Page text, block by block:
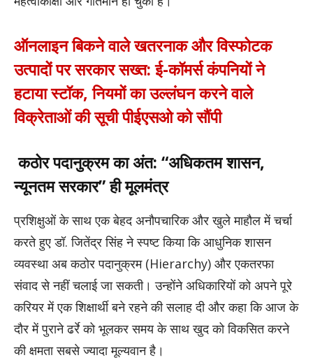
ऑनलाइन बिकने वाले खतरनाक और विस्फोटक
उत्पादों पर सरकार सख्त: ई-कॉमर्स कंपनियों ने
हटाया स्टॉक, नियमों का उल्लंघन करने वाले
विक्रेताओं की सूची पीईएसओ को सौंपी
कठोर पदानुक्रम का अंत: “अधिकतम शासन,
न्यूनतम सरकार” ही मूलमंत्र
प्रशिक्षुओं के साथ एक बेहद अनौपचारिक और खुले माहौल में चर्चा
करते हुए डॉ. जितेंद्र सिंह ने स्पष्ट किया कि आधुनिक शासन
व्यवस्था अब कठोर पदानुक्रम (Hierarchy) और एकतरफा
संवाद से नहीं चलाई जा सकती। उन्होंने अधिकारियों को अपने पूरे
करियर में एक शिक्षार्थी बने रहने की सलाह दी और कहा कि आज के
दौर में पुराने ढर्रे को भूलकर समय के साथ खुद को विकसित करने
की क्षमता सबसे ज्यादा मूल्यवान है।